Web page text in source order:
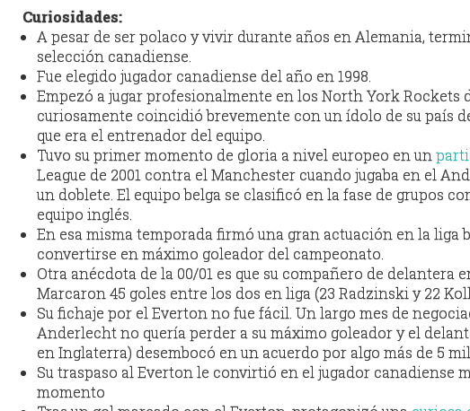
Curiosidades:
A pesar de ser polaco y vivir durante años en Alemania,
selección canadiense.
Fue elegido jugador canadiense del año en 1998.
Empezó a jugar profesionalmente en los North York Rockets
curiosamente coincidió brevemente con un ídolo de su país
que era el entrenador del equipo.
Tuvo su primer momento de gloria a nivel europeo en un
League de 2001 contra el Manchester cuando jugaba en el
un doblete. El equipo belga se clasificó en la fase de grupos
equipo inglés.
En esa misma temporada firmó una gran actuación en la liga
convertirse en máximo goleador del campeonato.
Otra anécdota de la 00/01 es que su compañero de delantera
Marcaron 45 goles entre los dos en liga (23 Radzinski y 22
Su fichaje por el Everton no fue fácil. Un largo mes de
Anderlecht no quería perder a su máximo goleadory el
en Inglaterra) desembocó en un acuerdo por algo más de 5
Su traspaso al Everton le convirtió en el jugador canadiense
momento